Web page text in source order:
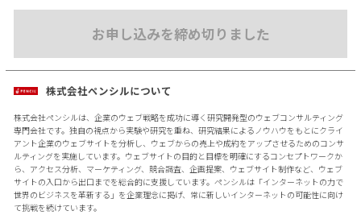
お申し込みを締め切りました
株式会社ペンシルについて
株式会社ペンシルは、企業のウェブ戦略を成功に導く研究開発型のウェブコンサルティング
専門会社です。独自の視点から実験や研究を重ね、研究結果によるノウハウをもとにクライ
アント企業のウェブサイトを分析し、ウェブからの売上や成約をアップさせるためのコンサ
ルティングを実施しています。ウェブサイトの目的と目標を明確にするコンセプトワークか
ら、アクセス分析、マーケティング、競合調査、企画提案、ウェブサイト制作など、ウェブ
サイトの入口から出口までを総合的に支援しています。ペンシルは「インターネットの力で
世界のビジネスを革新する」を企業理念に掲げ、常に新しいインターネットの可能性に向け
て挑戦を続けています。